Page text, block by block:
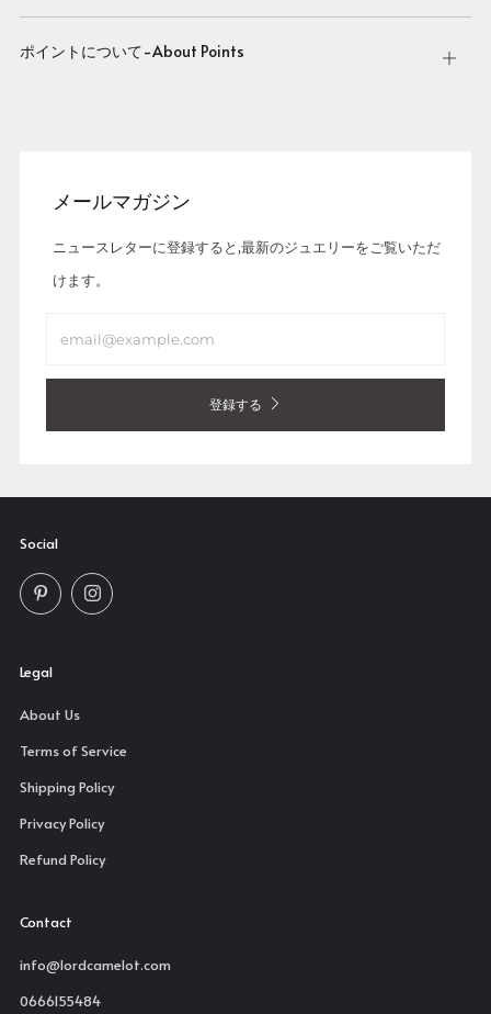
tab
ポイントについて-About Points
Open
メールマガジン
ニュースレターに登録すると,最新のジュエリーをご覧いただ
けます。
登録する
Social
PinterestInstagram
Legal
About Us
Terms of Service
Shipping Policy
Privacy Policy
Refund Policy
Contact
info@lordcamelot.com
0666155484